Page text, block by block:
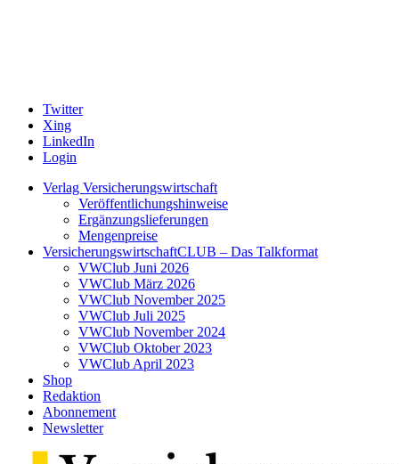
Twitter
Xing
LinkedIn
Login
Verlag Versicherungswirtschaft
Veröffentlichungshinweise
Ergänzungslieferungen
Mengenpreise
VersicherungswirtschaftCLUB – Das Talkformat
VWClub Juni 2026
VWClub März 2026
VWClub November 2025
VWClub Juli 2025
VWClub November 2024
VWClub Oktober 2023
VWClub April 2023
Shop
Redaktion
Abonnement
Newsletter